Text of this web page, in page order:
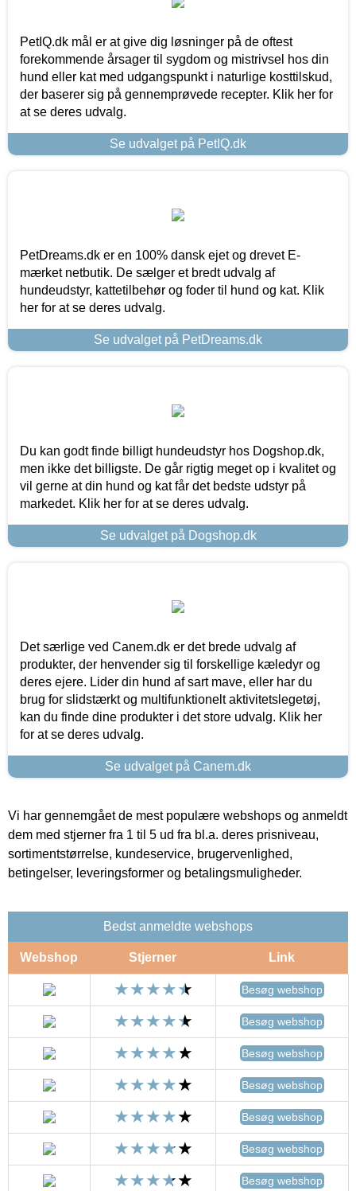
PetIQ.dk mål er at give dig løsninger på de oftest
forekommende årsager til sygdom og mistrivsel hos din
hund eller kat med udgangspunkt i naturlige kosttilskud,
der baserer sig på gennemprøvede recepter. Klik her for
at se deres udvalg.
Se udvalget på PetIQ.dk
PetDreams.dk er en 100% dansk ejet og drevet E-
mærket netbutik. De sælger et bredt udvalg af
hundeudstyr, kattetilbehør og foder til hund og kat. Klik
her for at se deres udvalg.
Se udvalget på PetDreams.dk
Du kan godt finde billigt hundeudstyr hos Dogshop.dk,
men ikke det billigste. De går rigtig meget op i kvalitet og
vil gerne at din hund og kat får det bedste udstyr på
markedet. Klik her for at se deres udvalg.
Se udvalget på Dogshop.dk
Det særlige ved Canem.dk er det brede udvalg af
produkter, der henvender sig til forskellige kæledyr og
deres ejere. Lider din hund af sart mave, eller har du
brug for slidstærkt og multifunktionelt aktivitetslegetøj,
kan du finde dine produkter i det store udvalg. Klik her
for at se deres udvalg.
Se udvalget på Canem.dk
Vi har gennemgået de mest populære webshops og anmeldt
dem med stjerner fra 1 til 5 ud fra bl.a. deres prisniveau,
sortimentstørrelse, kundeservice, brugervenlighed,
betingelser, leveringsformer og betalingsmuligheder.
Bedst anmeldte webshops
Webshop Stjerner Link
Besøg webshop
Besøg webshop
Besøg webshop
Besøg webshop
Besøg webshop
Besøg webshop
Besøg webshop